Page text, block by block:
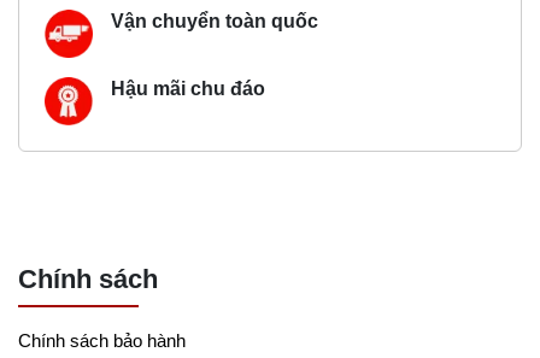
Vận chuyển toàn quốc
Hậu mãi chu đáo
Chính sách
Chính sách bảo hành